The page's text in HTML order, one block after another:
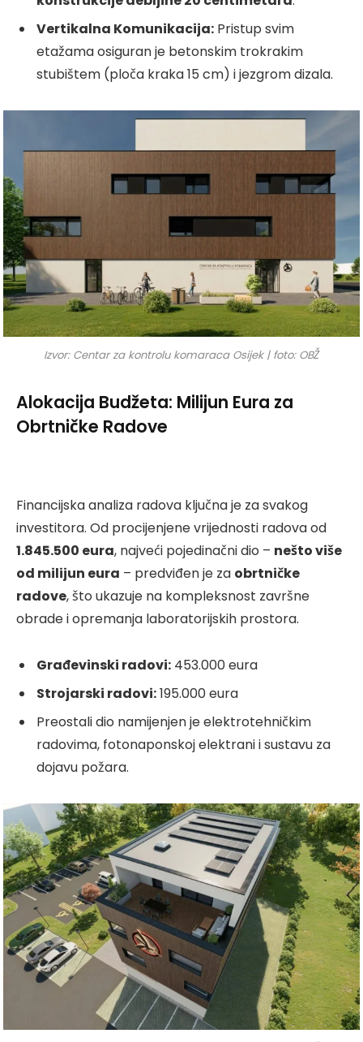
Vertikalna Komunikacija: Pristup svim
etažama osiguran je betonskim trokrakim
stubištem (ploča kraka 15 cm) i jezgrom dizala.
Izvor: Centar za kontrolu komaraca Osijek | foto: OBŽ
Alokacija Budžeta: Milijun Eura za
Obrtničke Radove
Financijska analiza radova ključna je za svakog
investitora. Od procijenjene vrijednosti radova od
1.845.500 eura, najveći pojedinačni dio – nešto više
od milijun eura – predviđen je za obrtničke
radove, što ukazuje na kompleksnost završne
obrade i opremanja laboratorijskih prostora.
Građevinski radovi: 453.000 eura
Strojarski radovi:195.000 eura
Preostali dio namijenjen je elektrotehničkim
radovima, fotonaponskoj elektrani i sustavu za
dojavu požara.